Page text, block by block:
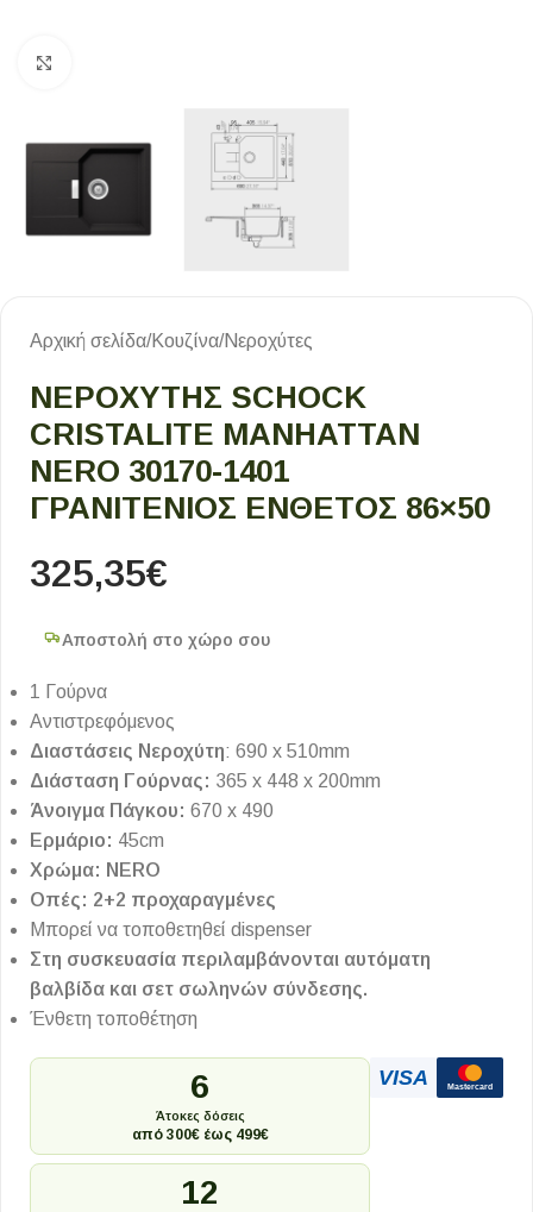
Αρχική σελίδα/Κουζίνα/Νεροχύτες
ΝΕΡΟΧΥΤΗΣ SCHOCK
CRISTALITE MANHATTAN
NERO 30170-1401
ΓΡΑΝΙΤΕΝΙΟΣ ΕΝΘΕΤΟΣ 86×50
325,35€
Αποστολή στο χώρο σου
1 Γούρνα
Αντιστρεφόμενος
Διαστάσεις Νεροχύτη: 690 x 510mm
Διάσταση Γούρνας: 365 x 448 x 200mm
Άνοιγμα Πάγκου: 670 x 490
Ερμάριο: 45cm
Χρώμα: NERO
Οπές: 2+2 προχαραγμένες
Μπορεί να τοποθετηθεί dispenser
Στη συσκευασία περιλαμβάνονται αυτόματη
βαλβίδα και σετ σωληνών σύνδεσης.
Ένθετη τοποθέτηση
6
Άτοκες δόσεις
από 300€ έως 499€
12
VISA Mastercard